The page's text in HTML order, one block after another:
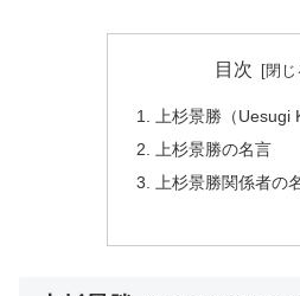
目次
上杉景勝（Uesugi
上杉景勝の名言
上杉景勝関係者の